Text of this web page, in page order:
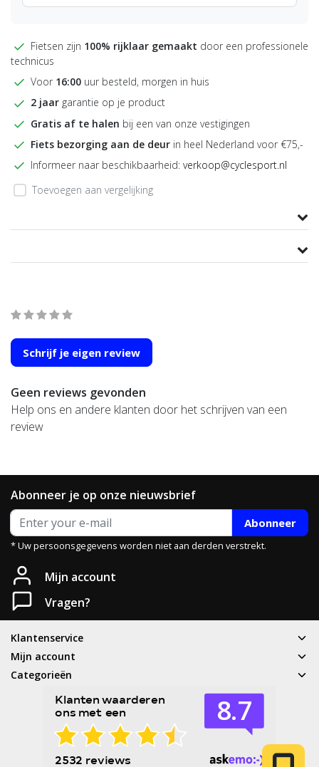
Fietsen zijn 100% rijklaar gemaakt door een professionele
technicus
Voor 16:00 uur besteld, morgen in huis
2 jaar garantie op je product
Gratis af te halen bij een van onze vestigingen
Fiets bezorging aan de deur in heel Nederland voor €75,-
Informeer naar beschikbaarheid: verkoop@cyclesport.nl
Toevoegen aan vergelijking
Schrijf je eigen review
Geen reviews gevonden
Help ons en andere klanten door het schrijven van een
review
Abonneer je op onze nieuwsbrief
Abonneer
* Uw persoonsgegevens worden niet aan derden verstrekt.
Mijn account
Vragen?
Klantenservice
Mijn account
Categorieën
Neem gerust contact met ons op.
Telefoon
06 83 50 67 66
E-mail
service@cyclesport.nl